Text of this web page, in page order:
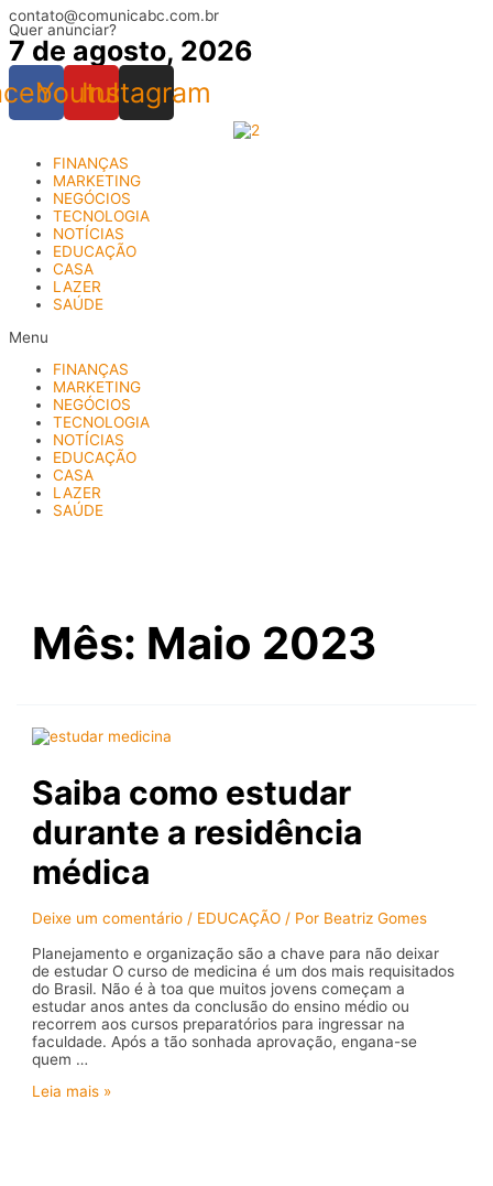
Ir
para
o
conteúdo
contato@comunicabc.com.br
Quer anunciar?
7 de agosto, 2026
Youtube
Instagram
FINANÇAS
MARKETING
NEGÓCIOS
TECNOLOGIA
NOTÍCIAS
EDUCAÇÃO
CASA
LAZER
SAÚDE
Menu
FINANÇAS
MARKETING
NEGÓCIOS
TECNOLOGIA
NOTÍCIAS
EDUCAÇÃO
CASA
LAZER
SAÚDE
Mês: Maio 2023
Saiba como estudar
durante a residência
médica
Deixe um comentário / EDUCAÇÃO / Por Beatriz Gomes
Planejamento e organização são a chave para não deixar
de estudar O curso de medicina é um dos mais requisitados
do Brasil. Não é à toa que muitos jovens começam a
estudar anos antes da conclusão do ensino médio ou
recorrem aos cursos preparatórios para ingressar na
faculdade. Após a tão sonhada aprovação, engana-se
quem …
Saiba
Leia mais »